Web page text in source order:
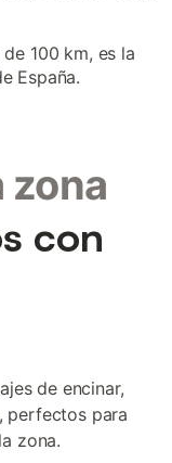
100 km, es la
España.
zona
con
de encinar,
perfectos para
zona.